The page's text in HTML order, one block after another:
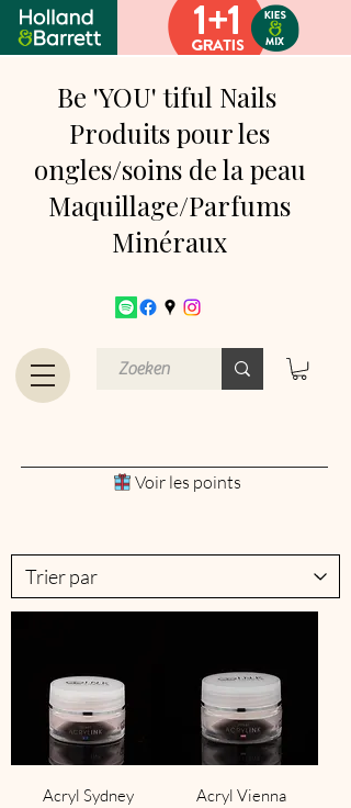
Be 'YOU' tiful Nails
Produits pour les
ongles/soins de la peau
Maquillage/Parfums
Minéraux
Voir les points
Acryl Sydney
Acryl Vienna